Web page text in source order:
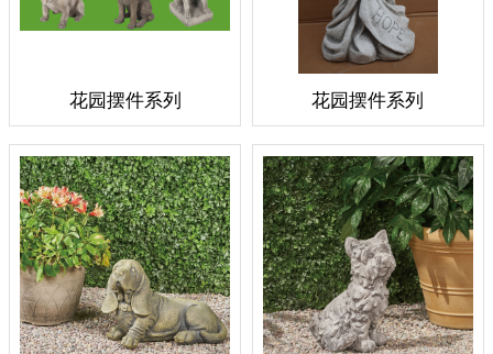
花园摆件系列 花园摆件系列